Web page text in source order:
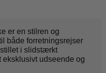
er en stilren og
både forretningsrejser
i slidstærkt
udseende og